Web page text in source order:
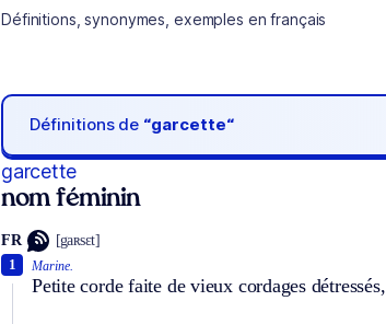
Définitions, synonymes, exemples en français
Définitions de “garcette“
garcette
nom féminin
FR [gaʀsɛt]
Marine.
Petite corde faite de vieux cordages
1